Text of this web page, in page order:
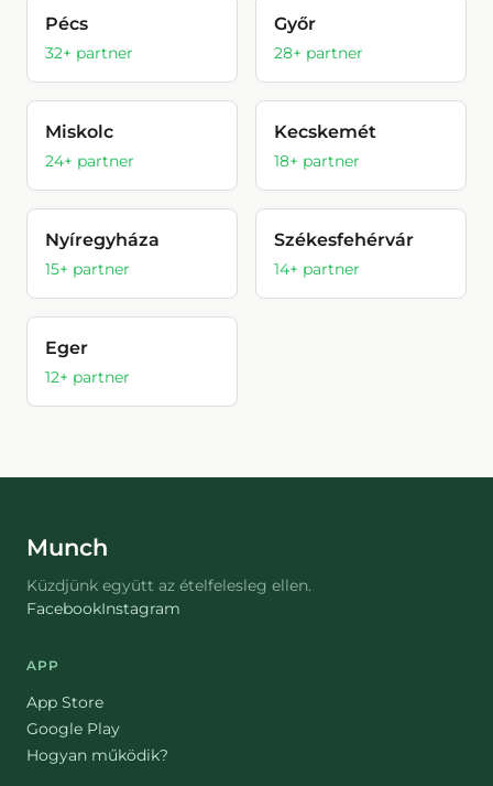
Pécs
32+ partner
Győr
28+ partner
Miskolc
24+ partner
Kecskemét
18+ partner
Nyíregyháza
15+ partner
Székesfehérvár
14+ partner
Eger
12+ partner
Munch
Küzdjünk együtt az ételfelesleg ellen.
FacebookInstagram
APP
App Store
Google Play
Hogyan működik?